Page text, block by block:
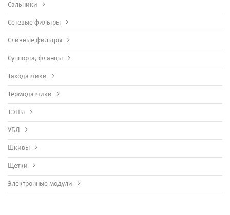
Сальники
Сетевые фильтры
Сливные фильтры
Суппорта, фланцы
Таходатчики
Термодатчики
ТЭНы
УБЛ
Шкивы
Щетки
Электронные модули